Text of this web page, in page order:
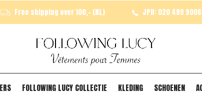
FOLLOWING LUCY COLLECTIE KLEDING SCHOENEN
Free shipping over 100,- (NL) JPH: 020 489 9006